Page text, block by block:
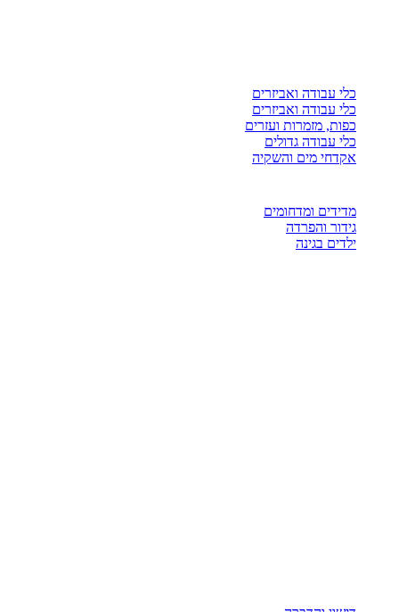
כלי עבודה ואביזרים
כלי עבודה ואביזרים
כפות, מזמרות ועזרים
כלי עבודה גדולים
אקדחי מים והשקיה
מדידים ומדחומים
גידור והפרדה
ילדים בגינה